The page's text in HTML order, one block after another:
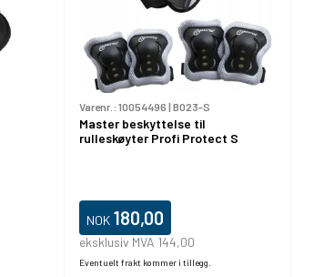
Varenr.: 10054496 | B023-S
Master beskyttelse til
rulleskøyter Profi Protect S
NOK 180,00
eksklusiv MVA 144,00
Eventuelt frakt kommer i tillegg.